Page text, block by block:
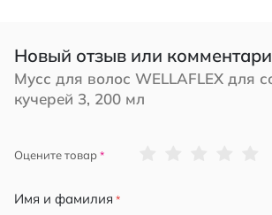
Новый отзыв или
Мусс для волос WELLAFLEX для
кучерей 3, 200 мл
Оцените товар
Имя и фамилия